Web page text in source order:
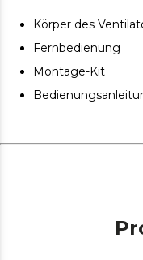
den Boden und
Körper des
Fernbedienung
Montage-Kit